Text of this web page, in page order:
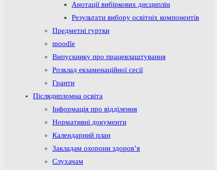
Анотації вибіркових дисциплін
Результати вибору освітніх компонентів
Предметні гуртки
moodle
Випускнику про працевлаштування
Розклад екзаменаційної сесії
Гранти
Післядипломна освіта
Інформація про відділення
Нормативні документи
Календарний план
Закладам охорони здоров’я
Слухачам